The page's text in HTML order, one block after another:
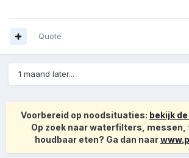
Quote
1 maand later...
Voorbereid op noodsituaties: bekijk
Op zoek naar waterfilters, messen,
houdbaar eten? Ga dan naar